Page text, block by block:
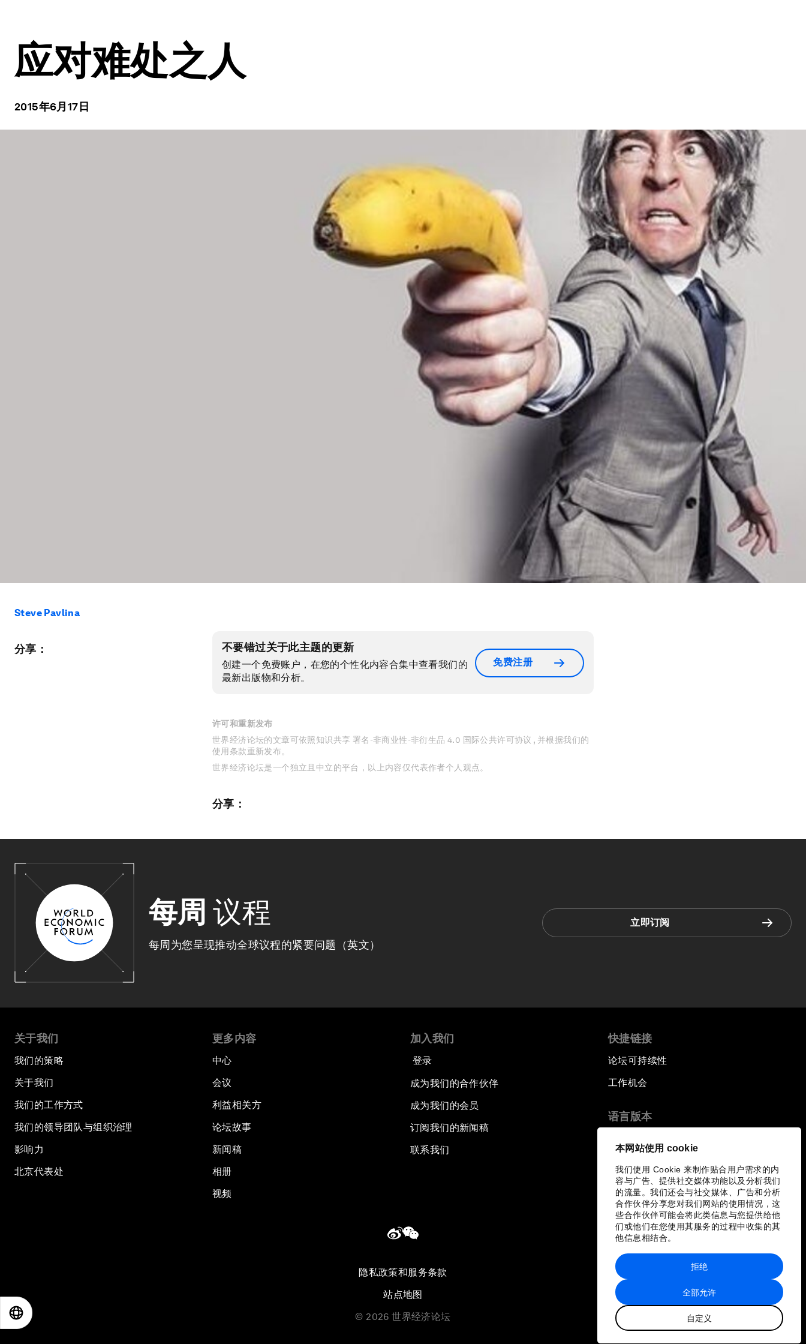
本网站使用 cookie
我们使用 Cookie 来制作贴合用户需求的内
容与广告、提供社交媒体功能以及分析我们
的流量。我们还会与社交媒体、广告和分析
合作伙伴分享您对我们网站的使用情况，这
些合作伙伴可能会将此类信息与您提供给他
们或他们在您使用其服务的过程中收集的其
他信息相结合。
全部允许
自定义
拒绝
应对难处之人
2015年6月17日
Steve Pavlina
分享： 不要错过关于此主题的更新
创建一个免费账户，在您的个性化内容合集中查看我们的
最新出版物和分析。
免费注册
许可和重新发布
世界经济论坛的文章可依照知识共享 署名-非商业性-非衍生品 4.0 国际公共许可协议 , 并根据我们的
使用条款重新发布。
世界经济论坛是一个独立且中立的平台，以上内容仅代表作者个人观点。
分享：
每周 议程
每周为您呈现推动全球议程的紧要问题（英文）
立即订阅
关于我们
我们的策略
关于我们
我们的工作方式
我们的领导团队与组织治理
影响力
北京代表处
更多内容
中心
会议
利益相关方
论坛故事
新闻稿
相册
视频
加入我们
登录
成为我们的合作伙伴
成为我们的会员
订阅我们的新闻稿
联系我们
快捷链接
论坛可持续性
工作机会
语言版本
隐私政策和服务条款
站点地图
© 2026 世界经济论坛